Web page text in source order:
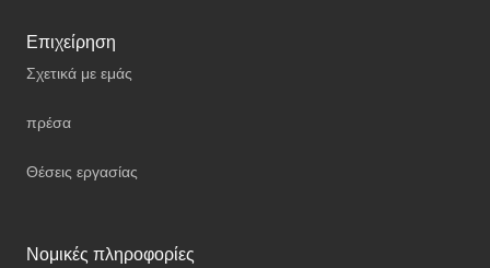
Επιχείρηση
Σχετικά με εμάς
πρέσα
Θέσεις εργασίας
Νομικές πληροφορίες